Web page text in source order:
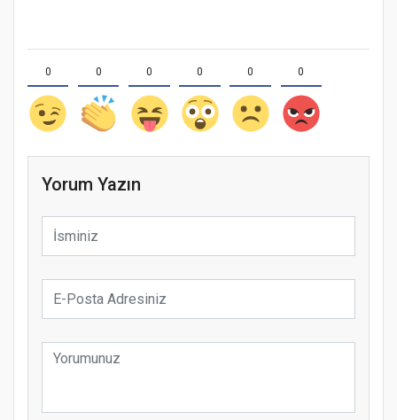
0 0 0 0 0 0
Yorum Yazın